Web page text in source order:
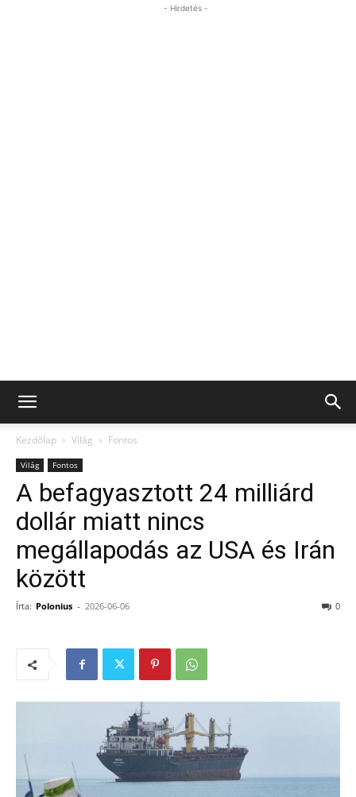
- Hirdetés -
Kezdőlap Világ Fontos
Világ Fontos
A befagyasztott 24 milliárd
dollár miatt nincs
megállapodás az USA és Irán
között
Írta: Polonius - 2026-06-06 0